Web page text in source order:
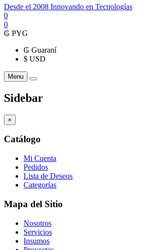
Desde el 2008 Innovando en Tecnologías
0
0
₲ PYG
₲ Guaraní
$ USD
Menu
Sidebar
×
Catálogo
Mi Cuenta
Pedidos
Lista de Deseos
Categorías
Mapa del Sitio
Nosotros
Servicios
Insumos